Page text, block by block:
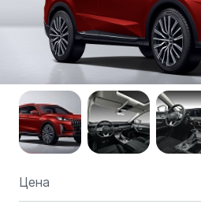
Цена